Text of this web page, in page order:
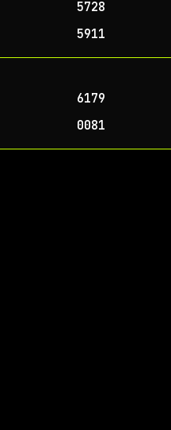
5728
5911
6179
0081